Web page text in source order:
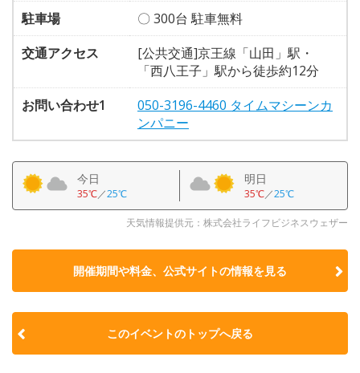
駐車場
〇 300台 駐車無料
交通アクセス
[公共交通]京王線「山田」駅・
「西八王子」駅から徒歩約12分
お問い合わせ1
050-3196-4460 タイムマシーンカ
ンパニー
今日
35℃／25℃
明日
35℃／25℃
天気情報提供元：株式会社ライフビジネスウェザー
開催期間や料金、公式サイトの情報を見る
このイベントのトップへ戻る